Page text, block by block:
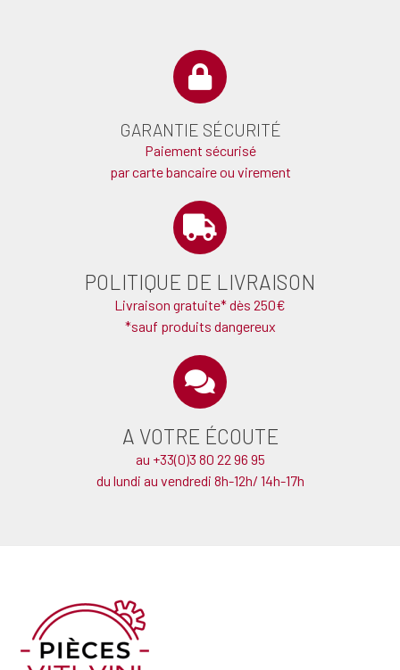
GARANTIE SÉCURITÉ
Paiement sécurisé
par carte bancaire ou virement
POLITIQUE DE LIVRAISON
Livraison gratuite* dès 250€
*sauf produits dangereux
A VOTRE ÉCOUTE
au +33(0)3 80 22 96 95
du lundi au vendredi 8h-12h/ 14h-17h